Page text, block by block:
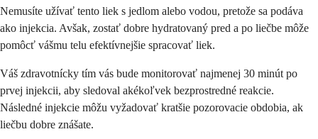
Nemusíte užívať tento liek s jedlom alebo vodou, pretože sa podáva
ako injekcia. Avšak, zostať dobre hydratovaný pred a po liečbe môže
pomôcť vášmu telu efektívnejšie spracovať liek.
Váš zdravotnícky tím vás bude monitorovať najmenej 30 minút po
prvej injekcii, aby sledoval akékoľvek bezprostredné reakcie.
Následné injekcie môžu vyžadovať kratšie pozorovacie obdobia, ak
liečbu dobre znášate.